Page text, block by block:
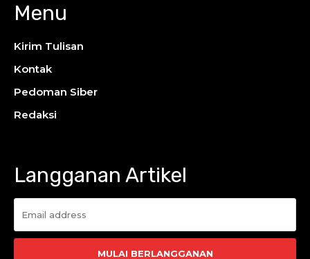
Langganan Artikel
MULAI BERLANGGANAN
Menu
Kirim Tulisan
Kontak
Pedoman Siber
Redaksi